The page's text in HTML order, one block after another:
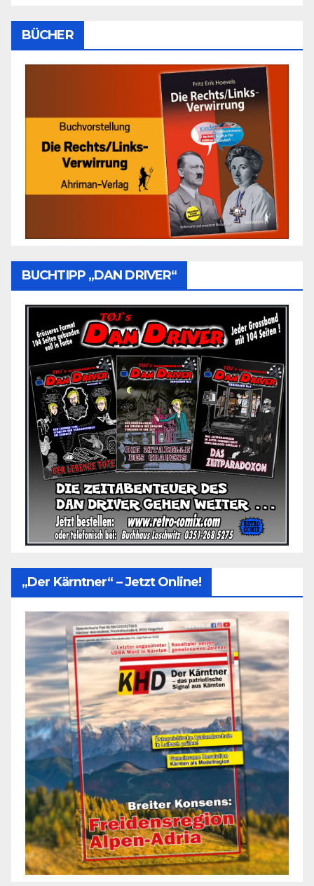
BÜCHER
BUCHTIPP „DAN DRIVER“
„Der Kärntner“ – Jetzt Online!